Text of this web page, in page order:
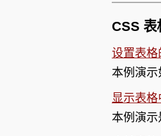
CSS 表
设置表格
本例演
显示表
本例演